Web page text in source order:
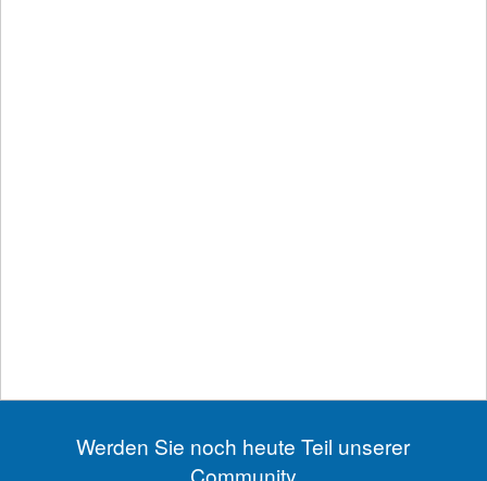
Werden Sie noch heute Teil unserer
Community